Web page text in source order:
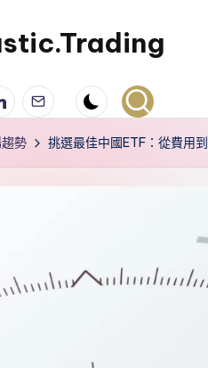
電
子
郵
勢 挑選最佳中國ETF：從費用